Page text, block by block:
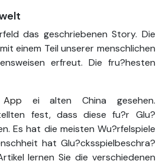
das geschriebenen Story. Die
einem Teil unserer menschlichen
erfreut. Die fru?hesten
ei alten China gesehen.
fest, dass diese fu?r Glu?
Es hat die meisten Wu?rfelspiele
hat Glu?cksspielbeschra?
lernen Sie die verschiedenen